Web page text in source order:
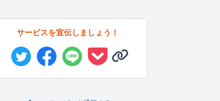
サービスを宣伝しましょう！